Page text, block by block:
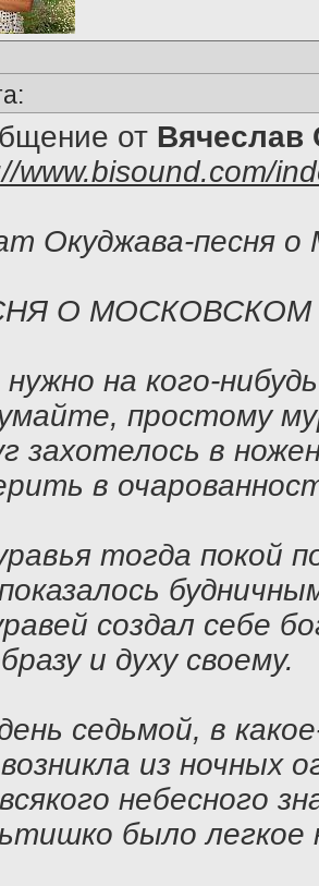
от Вячеслав
www.bisound.com/
Окуджава-песня о
О МОСКОВСКОМ
на кого-
простому
захотелось в
в
тогда покой
создал себе
и духу своему.
седьмой, в
из ночных
небесного
было легкое